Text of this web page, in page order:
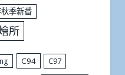
季新番
所
C94 C97